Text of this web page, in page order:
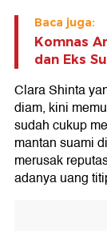
Baca juga:
Komnas
dan Eks
Clara Shinta
diam, kini
sudah cukup
mantan suami
merusak
adanya uang